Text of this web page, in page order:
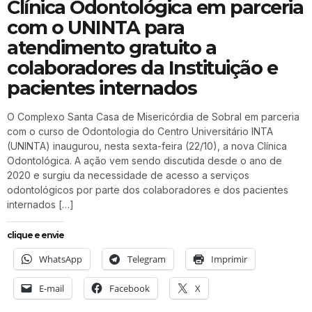
Clínica Odontológica em parceria
com o UNINTA para
atendimento gratuito a
colaboradores da Instituição e
pacientes internados
O Complexo Santa Casa de Misericórdia de Sobral em parceria
com o curso de Odontologia do Centro Universitário INTA
(UNINTA) inaugurou, nesta sexta-feira (22/10), a nova Clínica
Odontológica. A ação vem sendo discutida desde o ano de
2020 e surgiu da necessidade de acesso a serviços
odontológicos por parte dos colaboradores e dos pacientes
internados […]
clique e envie
WhatsApp Telegram Imprimir
E-mail Facebook X